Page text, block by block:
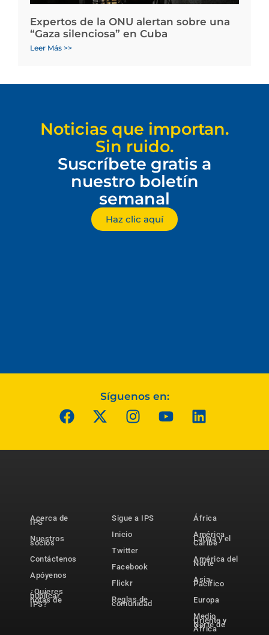
Expertos de la ONU alertan sobre una
“Gaza silenciosa” en Cuba
Leer Más >>
Noticias que importan.
Sin ruido.
Suscríbete gratis a
nuestro boletín
semanal
Haz clic aquí
Síguenos en:
Acerca de
IPS
Nuestros
socios
Contáctenos
Apóyenos
¿Quieres
publicar
notas de
IPS?
Sigue a IPS
Inicio
Twitter
Facebook
Flickr
Reglas de
comunidad
África
América
Latina y el
Caribe
América del
Norte
Asia-
Pacífico
Europa
Medio
Oriente y
Norte de
África